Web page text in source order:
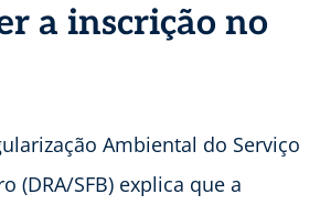
a inscrição no
Ambiental do Serviço
(DRA/SFB) explica que a